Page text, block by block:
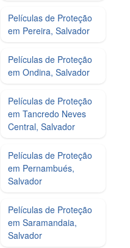
Películas de Proteção
em Pereira, Salvador
Películas de Proteção
em Ondina, Salvador
Películas de Proteção
em Tancredo Neves
Central, Salvador
Películas de Proteção
em Pernambués,
Salvador
Películas de Proteção
em Saramandaia,
Salvador